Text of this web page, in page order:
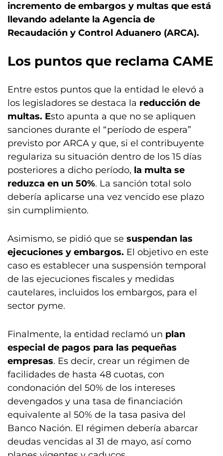
incremento de embargos y multas que está
llevando adelante la Agencia de
Recaudación y Control Aduanero (ARCA).
Los puntos que reclama CAME
Entre estos puntos que la entidad le elevó a
los legisladores se destaca la reducción de
multas. Esto apunta a que no se apliquen
sanciones durante el “período de espera”
previsto por ARCA y que, si el contribuyente
regulariza su situación dentro de los 15 días
posteriores a dicho período, la multa se
reduzca en un 50%. La sanción total solo
debería aplicarse una vez vencido ese plazo
sin cumplimiento.
Asimismo, se pidió que se suspendan las
ejecuciones y embargos. El objetivo en este
caso es establecer una suspensión temporal
de las ejecuciones fiscales y medidas
cautelares, incluidos los embargos, para el
sector pyme.
Finalmente, la entidad reclamó un plan
especial de pagos para las pequeñas
empresas. Es decir, crear un régimen de
facilidades de hasta 48 cuotas, con
condonación del 50% de los intereses
devengados y una tasa de financiación
equivalente al 50% de la tasa pasiva del
Banco Nación. El régimen debería abarcar
deudas vencidas al 31 de mayo, así como